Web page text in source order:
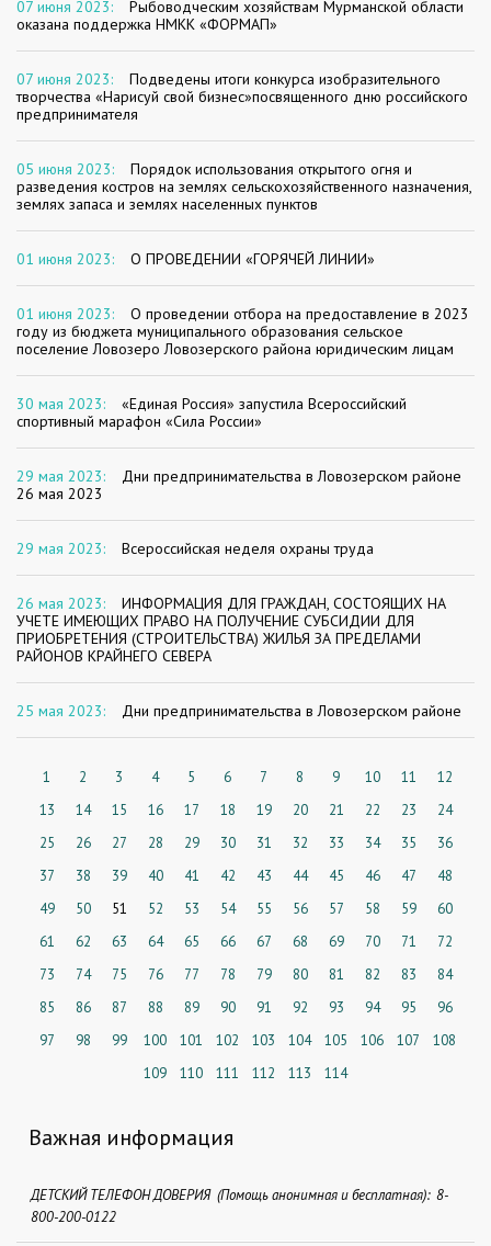
07 июня 2023:
Рыбоводческим хозяйствам Мурманской области
оказана поддержка НМКК «ФОРМАП»
07 июня 2023:
Подведены итоги конкурса изобразительного
творчества «Нарисуй свой бизнес»посвященного дню российского
предпринимателя
05 июня 2023:
Порядок использования открытого огня и
разведения костров на землях сельскохозяйственного назначения,
землях запаса и землях населенных пунктов
01 июня 2023: О ПРОВЕДЕНИИ «ГОРЯЧЕЙ ЛИНИИ»
01 июня 2023:
О проведении отбора на предоставление в 2023
году из бюджета муниципального образования сельское
поселение Ловозеро Ловозерского района юридическим лицам
30 мая 2023:
«Единая Россия» запустила Всероссийский
спортивный марафон «Сила России»
29 мая 2023:
Дни предпринимательства в Ловозерском районе
26 мая 2023
29 мая 2023: Всероссийская неделя охраны труда
26 мая 2023:
ИНФОРМАЦИЯ ДЛЯ ГРАЖДАН, СОСТОЯЩИХ НА
УЧЕТЕ ИМЕЮЩИХ ПРАВО НА ПОЛУЧЕНИЕ СУБСИДИИ ДЛЯ
ПРИОБРЕТЕНИЯ (СТРОИТЕЛЬСТВА) ЖИЛЬЯ ЗА ПРЕДЕЛАМИ
РАЙОНОВ КРАЙНЕГО СЕВЕРА
25 мая 2023: Дни предпринимательства в Ловозерском районе
1 2 3 4 5 6 7 8 9 10 11
12
13
14 15 16 17 18 19 20 21 22 23
24
25
26 27 28 29 30 31 32 33 34 35
36
37
38 39 40 41 42 43 44 45 46 47
48
49
50 51 52 53 54 55 56 57 58 59
60
61
62 63 64 65 66 67 68 69 70 71
72
73
74 75 76 77 78 79 80 81 82 83
84
85
86 87 88 89 90 91 92 93 94 95
96
97
98 99 100 101 102 103 104 105 106 107
108
109
110 111 112 113 114
Важная информация
ДЕТСКИЙ ТЕЛЕФОН ДОВЕРИЯ (Помощь анонимная и бесплатная): 8-
800-200-0122